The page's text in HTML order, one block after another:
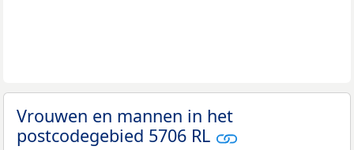
Vrouwen en mannen in het
postcodegebied 5706 RL